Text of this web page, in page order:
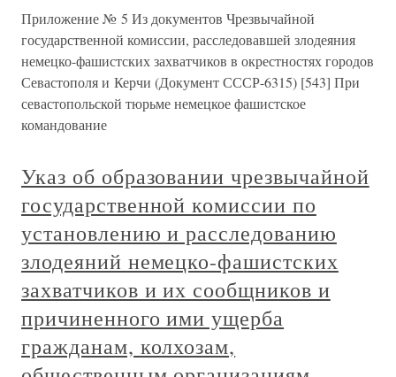
Приложение № 5 Из документов Чрезвычайной
государственной комиссии, расследовавшей злодеяния
немецко-фашистских захватчиков в окрестностях городов
Севастополя и Керчи (Документ СССР-6315) [543] При
севастопольской тюрьме немецкое фашистское
командование
Указ об образовании чрезвычайной
государственной комиссии по
установлению и расследованию
злодеяний немецко-фашистских
захватчиков и их сообщников и
причиненного ими ущерба
гражданам, колхозам,